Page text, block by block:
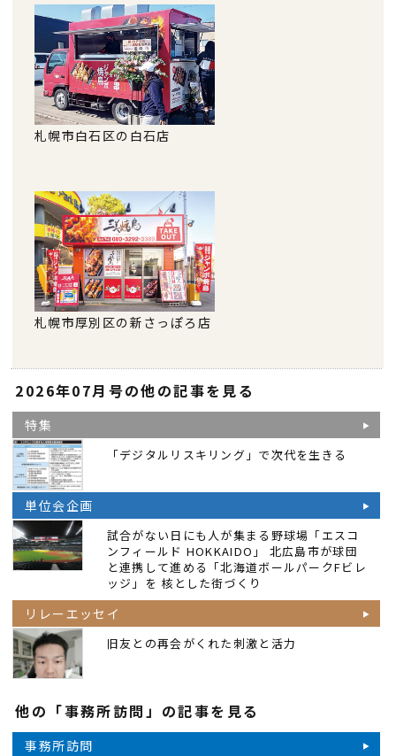
札幌市白石区の白石店
札幌市厚別区の新さっぽろ店
2026年07月号の他の記事を見る
特集
「デジタルリスキリング」で次代を生きる
単位会企画
試合がない日にも人が集まる野球場「エスコ
ンフィールド HOKKAIDO」 北広島市が球団
と連携して進める「北海道ボールパークFビレ
ッジ」を 核とした街づくり
リレーエッセイ
旧友との再会がくれた刺激と活力
他の「事務所訪問」の記事を見る
事務所訪問